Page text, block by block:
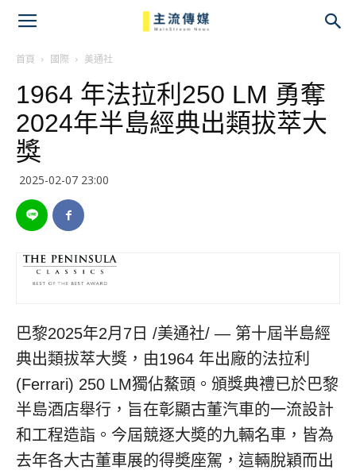
首頁 國際 美通社
1964 年法拉利250 LM 勇奪
2024年半島經典出類拔萃大
獎
2025-02-07 23:00
巴黎2025年2月7日 /美通社/ — 第十屆半島經
典出類拔萃大獎，由1964 年出廠的法拉利
(Ferrari) 250 LM獨佔鰲頭。頒獎典禮已於巴黎
半島酒店舉行，旨在彰顯古董汽車的一流設計
和工程造詣。今屆競逐大奬的九輛名車，皆為
去年各大古董車展的得奬座駕，這輛脫穎而出